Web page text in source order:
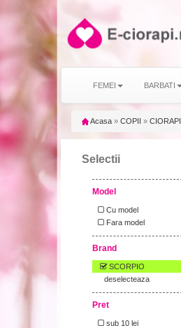
FEMEI BARBATI
Acasa » COPII » CIORAPI
Selectii
Model
Cu model
Fara model
Brand
SCORPIO
deselecteaza
Pret
sub 10 lei